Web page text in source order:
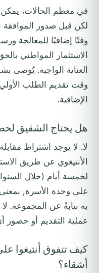
في معظم الحالات، يمكن
لكن قبل صدور الموافقة
وقتًا إضافيًا للمعالجة
الاستثمار المواطني
العناية الواجبة. يُوصى
وقت تقديم الطلب الأولي
الإضافية.
هل يحتاج الشقيق
لا. لا يوجد اشتراط
الأنتيغوي عن طريق
لخمسة أيام (خلال
على وحدة الأسرة,
به نيابةً عن المجموعة. لا
عملية التقديم أو
كيف تتفوق أنتيغوا
أشقاء؟